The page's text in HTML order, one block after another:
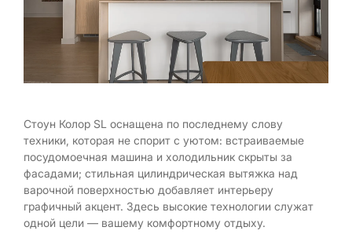
Стоун Колор SL оснащена по последнему слову
техники, которая не спорит с уютом: встраиваемые
посудомоечная машина и холодильник скрыты за
фасадами; стильная цилиндрическая вытяжка над
варочной поверхностью добавляет интерьеру
графичный акцент. Здесь высокие технологии служат
одной цели — вашему комфортному отдыху.